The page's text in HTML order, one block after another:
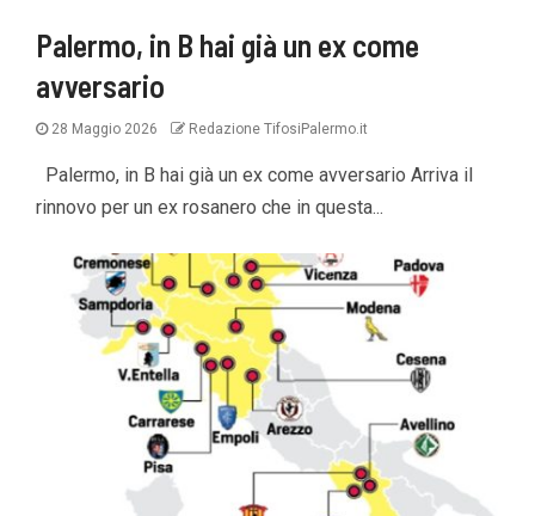
Palermo, in B hai già un ex come
avversario
28 Maggio 2026 Redazione TifosiPalermo.it
Palermo, in B hai già un ex come avversario Arriva il
rinnovo per un ex rosanero che in questa...